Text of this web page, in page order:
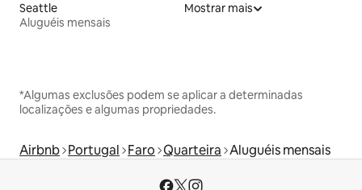
Seattle
Aluguéis mensais
Mostrar mais
*Algumas exclusões podem se aplicar a determinadas
localizações e algumas propriedades.
Airbnb Portugal Faro Quarteira Aluguéis mensais